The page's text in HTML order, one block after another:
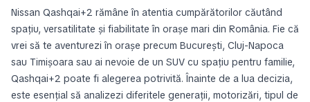
Nissan Qashqai+2 rămâne în atentia cumpărătorilor căutând
spațiu, versatilitate și fiabilitate în orașe mari din România. Fie că
vrei să te aventurezi în orașe precum București, Cluj-Napoca
sau Timișoara sau ai nevoie de un SUV cu spațiu pentru familie,
Qashqai+2 poate fi alegerea potrivită. Înainte de a lua decizia,
este esențial să analizezi diferitele generații, motorizări, tipul de